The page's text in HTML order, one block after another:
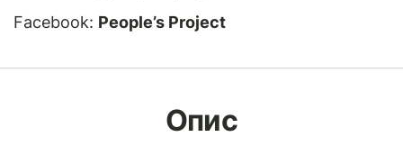
Facebook: People’s Project
Опис